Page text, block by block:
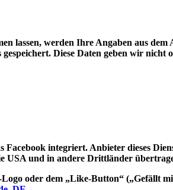
lassen, werden Ihre Angaben aus
Diese Daten geben wir
Facebook integriert. Anbieter dieses
USA und in andere Drittländer
oder dem „Like-Button“ („Gefällt